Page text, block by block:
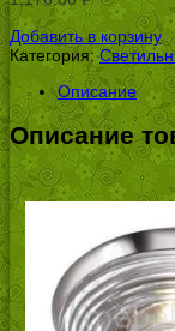
УБ.
Добавить в корзину
Категория:
Описание
Описание